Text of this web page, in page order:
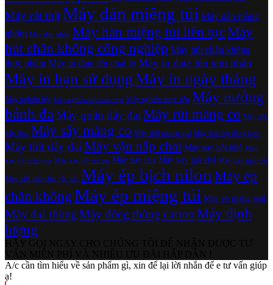
Máy cắt thịtMáy dán miệng túi Máy dán màng
nhôm Máy dán nhãn Máy hàn miệng túi liên tụcMáy
hút chân không công nghiệp Máy hút chân không
thực phẩm Máy in date lên chai lọ Máy in date lên tem nhãn
Máy in hạn sử dụngMáy in ngày tháng
Máy nghiền bột Máy nghiền bột siêu mịn Máy nghiền dược liệu Máy nướng
bánh đa Máy quấn dây đai Máy rút màng co Máy siết
nắp chai Máy sấy màng co Máy thái rau củ quả Máy thái thịt đông lạnh
Máy thít dây đai Máy vặn nắp chai Máy xay bột khô Máy
xay bột siêu mịn Máy xay bột trẻ em Máy xay cua Máy xay giò chả Máy xay ngũ cốc
Máy xiết nắp chai vắc xin Máy ép bịch nilon Máy ép
chân không Máy ép miệng túi Máy ép màng seal
Máy đai thùng Máy đóng thùng carton Máy định
lượng
A/c cần tìm hiểu về sản phẩm gì, xin để lại lời nhắn để e tư vấn giúp
ạ!